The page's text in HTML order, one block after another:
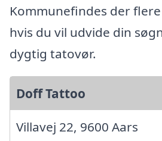
Kommunefindes der
hvis du vil udvide din
dygtig tatovør.
Doff Tattoo
Villavej 22, 9600 Aars